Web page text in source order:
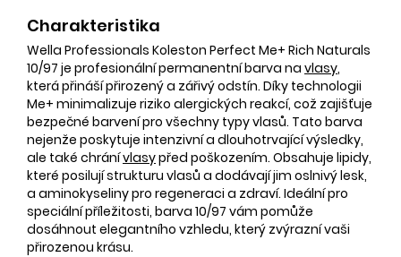
Charakteristika
Wella Professionals Koleston Perfect Me+ Rich Naturals
10/97 je profesionální permanentní barva na vlasy,
která přináší přirozený a zářivý odstín. Díky technologii
Me+ minimalizuje riziko alergických reakcí, což zajišťuje
bezpečné barvení pro všechny typy vlasů. Tato barva
nejenže poskytuje intenzivní a dlouhotrvající výsledky,
ale také chránívlasypřed poškozením. Obsahuje lipidy,
které posilují strukturu vlasů a dodávají jim oslnivý lesk,
a aminokyseliny pro regeneraci a zdraví. Ideální pro
speciální příležitosti, barva 10/97 vám pomůže
dosáhnout elegantního vzhledu, který zvýrazní vaši
přirozenou krásu.